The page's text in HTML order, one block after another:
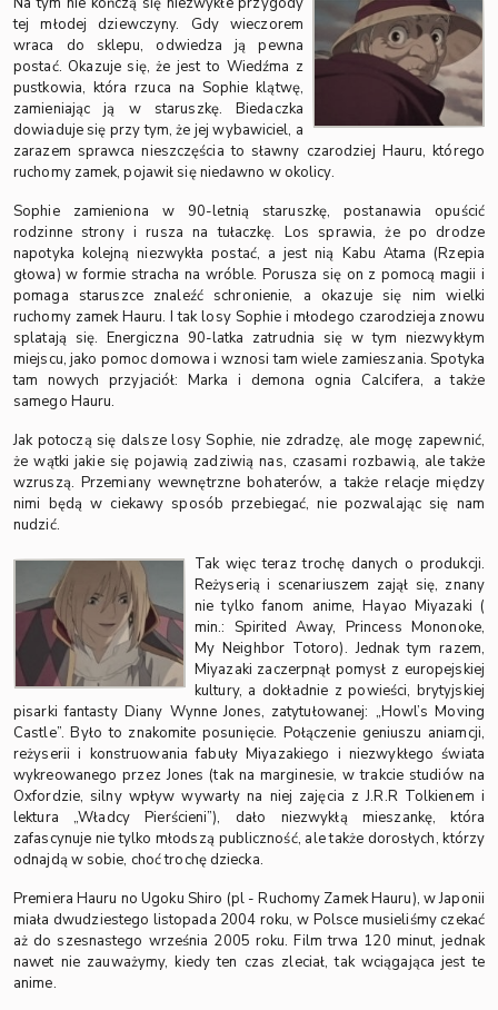
tej młodej dziewczyny. Gdy wieczorem
wraca do sklepu, odwiedza ją pewna
postać. Okazuje się, że jest to Wiedźma z
pustkowia, która rzuca na Sophie klątwę,
zamieniając ją w staruszkę. Biedaczka
dowiaduje się przy tym, że jej wybawiciel, a
zarazem sprawca nieszczęścia to sławny czarodziej Hauru, którego
ruchomy zamek, pojawił się niedawno w okolicy.
Sophie zamieniona w 90-letnią staruszkę, postanawia opuścić
rodzinne strony i rusza na tułaczkę. Los sprawia, że po drodze
napotyka kolejną niezwykła postać, a jest nią Kabu Atama (Rzepia
głowa) w formie stracha na wróble. Porusza się on z pomocą magii i
pomaga staruszce znaleźć schronienie, a okazuje się nim wielki
ruchomy zamek Hauru. I tak losy Sophie i młodego czarodzieja znowu
splatają się. Energiczna 90-latka zatrudnia się w tym niezwykłym
miejscu, jako pomoc domowa i wznosi tam wiele zamieszania. Spotyka
tam nowych przyjaciół: Marka i demona ognia Calcifera, a także
samego Hauru.
Jak potoczą się dalsze losy Sophie, nie zdradzę, ale mogę zapewnić,
że wątki jakie się pojawią zadziwią nas, czasami rozbawią, ale także
wzruszą. Przemiany wewnętrzne bohaterów, a także relacje między
nimi będą w ciekawy sposób przebiegać, nie pozwalając się nam
nudzić.
Tak więc teraz trochę danych o produkcji.
Reżyserią i scenariuszem zajął się, znany
nie tylko fanom anime, Hayao Miyazaki (
min.: Spirited Away, Princess Mononoke,
My Neighbor Totoro). Jednak tym razem,
Miyazaki zaczerpnął pomysł z europejskiej
kultury, a dokładnie z powieści, brytyjskiej
pisarki fantasty Diany Wynne Jones, zatytułowanej: „Howl’s Moving
Castle”. Było to znakomite posunięcie. Połączenie geniuszu aniamcji,
reżyserii i konstruowania fabuły Miyazakiego i niezwykłego świata
wykreowanego przez Jones (tak na marginesie, w trakcie studiów na
Oxfordzie, silny wpływ wywarły na niej zajęcia z J.R.R Tolkienem i
lektura „Władcy Pierścieni”), dało niezwykłą mieszankę, która
zafascynuje nie tylko młodszą publiczność, ale także dorosłych, którzy
odnajdą w sobie, choć trochę dziecka.
Premiera Hauru no Ugoku Shiro (pl - Ruchomy Zamek Hauru), w Japonii
miała dwudziestego listopada 2004 roku, w Polsce musieliśmy czekać
aż do szesnastego września 2005 roku. Film trwa 120 minut, jednak
nawet nie zauważymy, kiedy ten czas zleciał, tak wciągająca jest te
anime.